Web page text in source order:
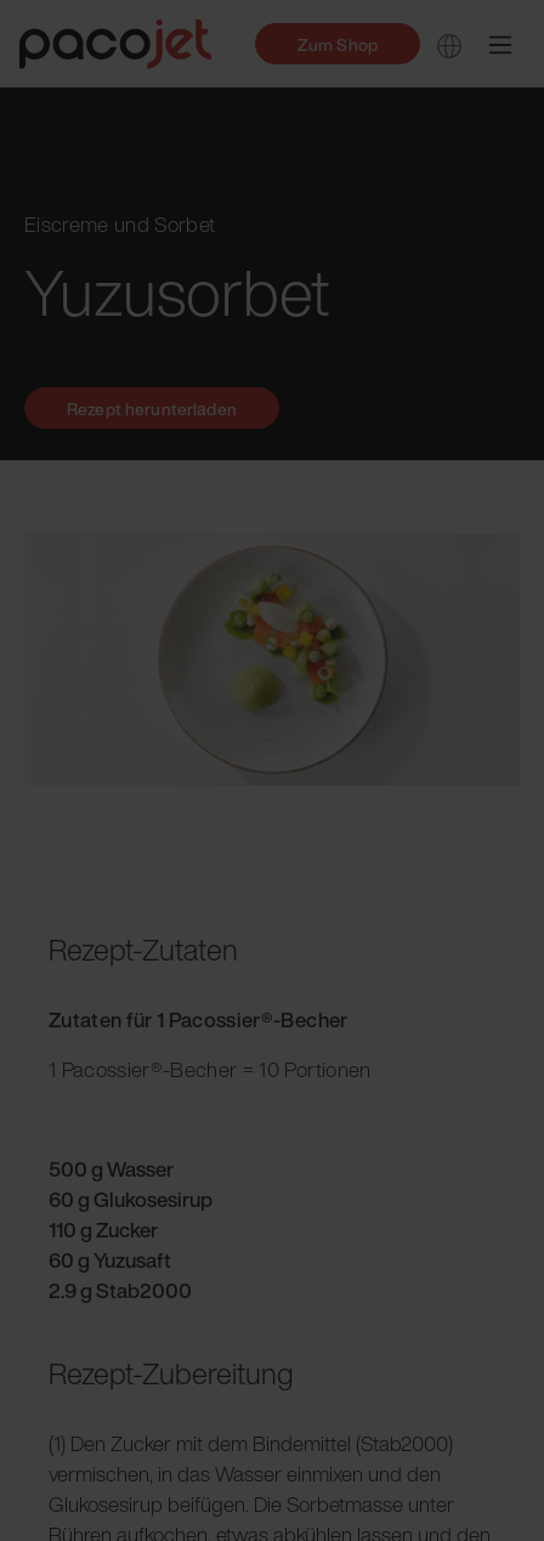
Zum Shop
Eiscreme und Sorbet
Yuzusorbet
Rezept-Zutaten
Zutaten für 1 Pacossier®-Becher
1 Pacossier®-Becher = 10 Portionen
500 g Wasser
60 g Glukosesirup
110 g Zucker
60 g Yuzusaft
2.9 g Stab2000
Rezept-Zubereitung
(1) Den Zucker mit dem Bindemittel (Stab2000)
vermischen, in das Wasser einmixen und den
Glukosesirup beifügen. Die Sorbetmasse unter
Rühren aufkochen, etwas abkühlen lassen und den
Rezept herunterladen